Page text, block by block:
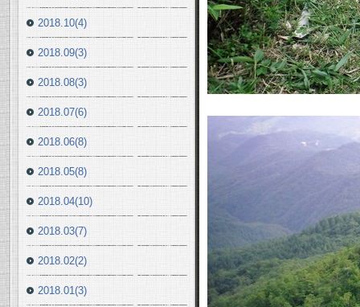
2018.10(4)
2018.09(3)
2018.08(3)
2018.07(6)
2018.06(8)
2018.05(8)
2018.04(10)
2018.03(7)
2018.02(2)
2018.01(3)